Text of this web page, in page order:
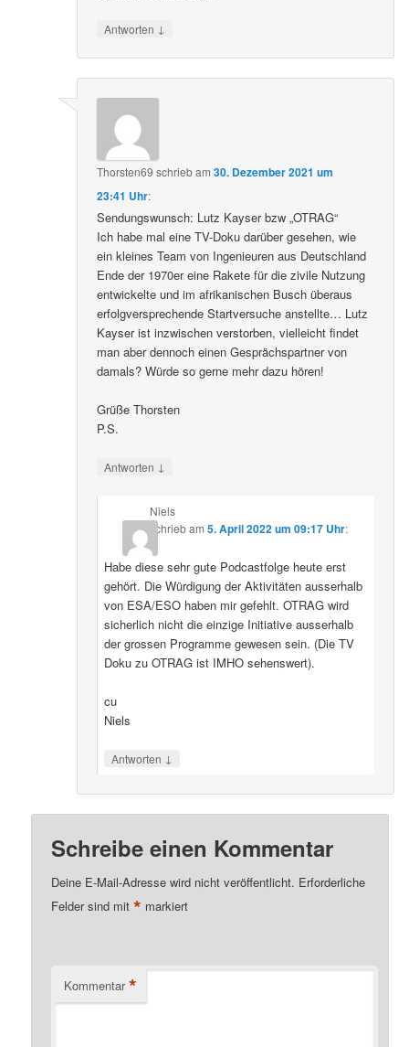
Antworten ↓
Thorsten69 schriebam30. Dezember 2021 um
23:41 Uhr:
Sendungswunsch: Lutz Kayser bzw „OTRAG“
Ich habe mal eine TV-Doku darüber gesehen, wie
ein kleines Team von Ingenieuren aus Deutschland
Ende der 1970er eine Rakete für die zivile Nutzung
entwickelte und im afrikanischen Busch überaus
erfolgversprechende Startversuche anstellte… Lutz
Kayser ist inzwischen verstorben, vielleicht findet
man aber dennoch einen Gesprächspartner von
damals? Würde so gerne mehr dazu hören!
Grüße Thorsten
P.S.
Antworten ↓
Niels
schriebam 5. April 2022 um 09:17 Uhr:
Habe diese sehr gute Podcastfolge heute erst
gehört. Die Würdigung der Aktivitäten ausserhalb
von ESA/ESO haben mir gefehlt. OTRAG wird
sicherlich nicht die einzige Initiative ausserhalb
der grossen Programme gewesen sein. (Die TV
Doku zu OTRAG ist IMHO sehenswert).
cu
Niels
Antworten ↓
Schreibe einen Kommentar
Deine E-Mail-Adresse wird nicht veröffentlicht. Erforderliche
Felder sind mit* markiert
Kommentar *